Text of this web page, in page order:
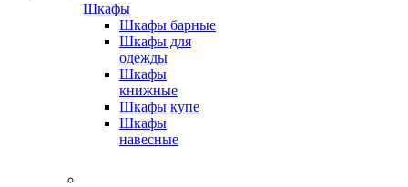
Шкафы
Шкафы барные
Шкафы для
одежды
Шкафы
книжные
Шкафы купе
Шкафы
навесные